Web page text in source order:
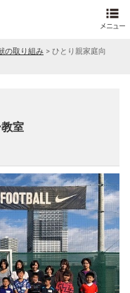
の取り組み > ひとり親家庭向
室